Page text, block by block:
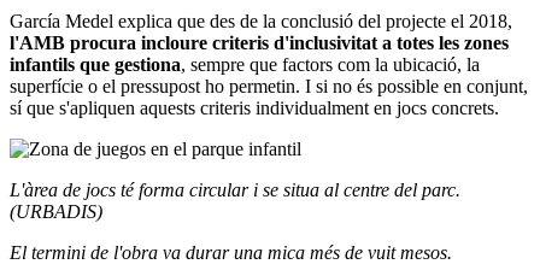
García Medel explica que des de la conclusió del projecte el 2018,
l'AMB procura incloure criteris d'inclusivitat a totes les zones
infantils que gestiona, sempre que factors com la ubicació, la
superfície o el pressupost ho permetin. I si no és possible en conjunt,
sí que s'apliquen aquests criteris individualment en jocs concrets.
L'àrea de jocs té forma circular i se situa al centre del parc.
(URBADIS)
El termini de l'obra va durar una mica més de vuit mesos.